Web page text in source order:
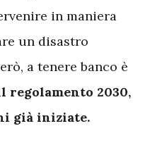
in maniera
un disastro
a tenere banco è
regolamento 2030,
già iniziate.